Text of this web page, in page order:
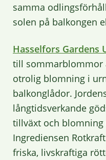
samma
solen på balkongen
Hasselfors Gardens
till sommarblommor
otrolig blomning i
balkonglådor.
långtidsverkande
tillväxt och
Ingrediensen
friska, livskraftiga